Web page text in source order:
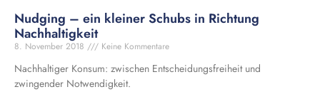
Nudging – ein kleiner Schubs in Richtung
Nachhaltigkeit
8. November 2018 Keine Kommentare
Nachhaltiger Konsum: zwischen Entscheidungsfreiheit und
zwingender Notwendigkeit.